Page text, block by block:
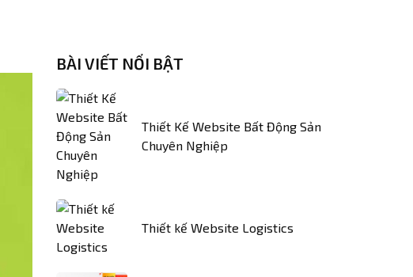
BÀI VIẾT NỔI BẬT
Thiết Kế Website Bất Động Sản
Chuyên Nghiệp
Thiết kế Website Logistics